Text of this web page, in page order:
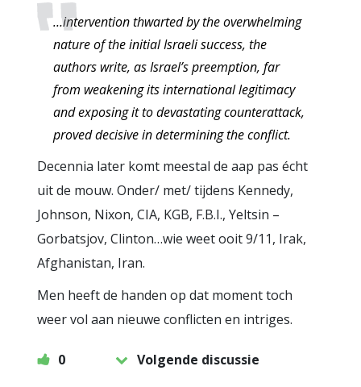
…intervention thwarted by the overwhelming
nature of the initial Israeli success, the
authors write, as Israel’s preemption, far
from weakening its international legitimacy
and exposing it to devastating counterattack,
proved decisive in determining the conflict.
Decennia later komt meestal de aap pas écht
uit de mouw. Onder/ met/ tijdens Kennedy,
Johnson, Nixon, CIA, KGB, F.B.I., Yeltsin –
Gorbatsjov, Clinton…wie weet ooit 9/11, Irak,
Afghanistan, Iran.
Men heeft de handen op dat moment toch
weer vol aan nieuwe conflicten en intriges.
0 Volgende discussie